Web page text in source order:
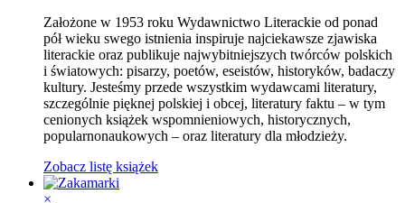
Założone w 1953 roku Wydawnictwo Literackie od ponad
pół wieku swego istnienia inspiruje najciekawsze zjawiska
literackie oraz publikuje najwybitniejszych twórców polskich
i światowych: pisarzy, poetów, eseistów, historyków, badaczy
kultury. Jesteśmy przede wszystkim wydawcami literatury,
szczególnie pięknej polskiej i obcej, literatury faktu – w tym
cenionych książek wspomnieniowych, historycznych,
popularnonaukowych – oraz literatury dla młodzieży.
Zobacz listę książek
×